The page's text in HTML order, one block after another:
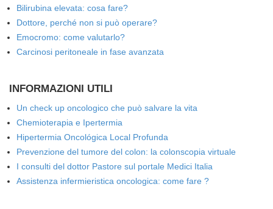
Bilirubina elevata: cosa fare?
Dottore, perché non si può operare?
Emocromo: come valutarlo?
Carcinosi peritoneale in fase avanzata
INFORMAZIONI UTILI
Un check up oncologico che può salvare la vita
Chemioterapia e Ipertermia
Hipertermia Oncológica Local Profunda
Prevenzione del tumore del colon: la colonscopia virtuale
I consulti del dottor Pastore sul portale Medici Italia
Assistenza infermieristica oncologica: come fare ?